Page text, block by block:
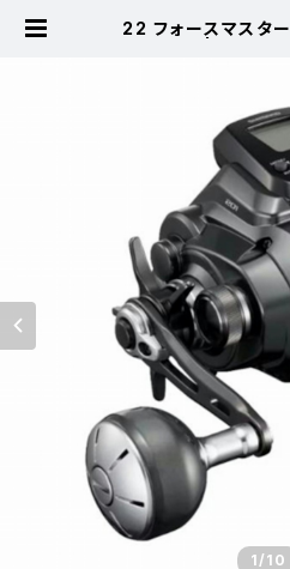
22 フォースマスタ
1/10